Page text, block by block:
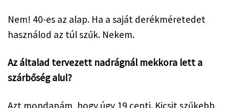
Nem! 40-es az alap. Ha a saját derékméretedet
használod az túl szűk. Nekem.
Az általad tervezett nadrágnál mekkora lett a
szárbőség alul?
Azt mondanám, hogy úgy 19 centi. Kicsit szűkebb,